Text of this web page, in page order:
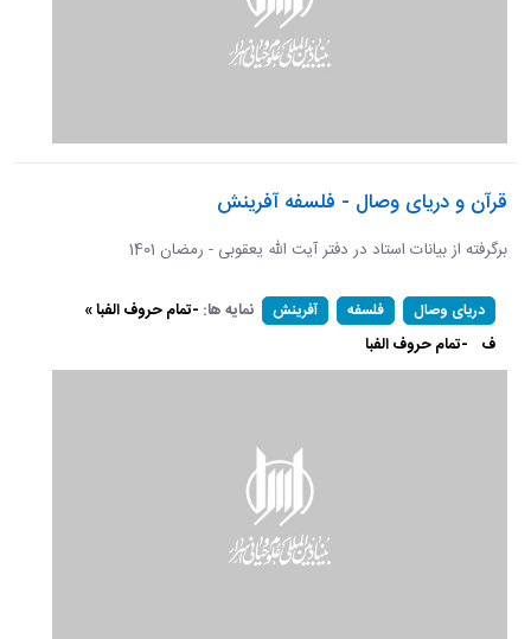
قرآن و دریای وصال - فلسفه آفرینش
برگرفته از بیانات استاد در دفتر آیت الله یعقوبی - رمضان 1401
دریای وصال فلسفه آفرینش نمایه ها: -تمام حروف الفبا »
ف -تمام حروف الفبا